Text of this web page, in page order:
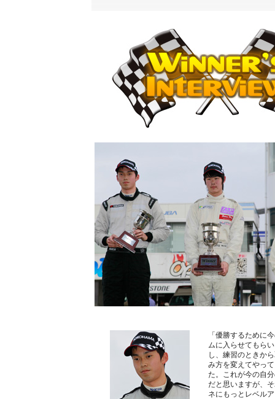
「優勝するために
ムに入らせてもら
し、練習のときか
み方を変えてやっ
た。これが今の自
だと思いますが、
ネにもっとレベル